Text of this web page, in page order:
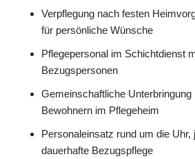
Verpflegung nach festen
für persönliche Wünsche
Pflegepersonal im Schichtdienst
Bezugspersonen
Gemeinschaftliche Unterbringung
Bewohnern im Pflegeheim
Personaleinsatz rund um die Uhr,
dauerhafte Bezugspflege